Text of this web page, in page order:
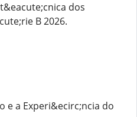
dos
B 2026.
e a Experi&ecirc;ncia do